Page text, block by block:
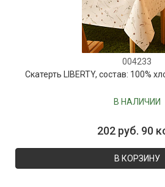
004233
Скатерть LIBERTY, состав: 100%
В НАЛИЧИИ
202 руб. 90
В КОРЗИНУ